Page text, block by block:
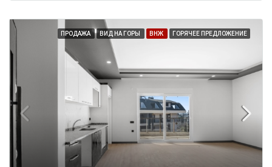
ПРОДАЖА ВИД НА ГОРЫ ВНЖ ГОРЯЧЕЕ ПРЕДЛОЖЕНИЕ